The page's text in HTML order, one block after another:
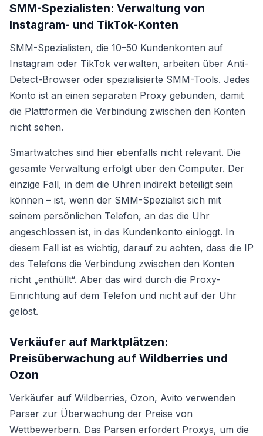
SMM-Spezialisten: Verwaltung von
Instagram- und TikTok-Konten
SMM-Spezialisten, die 10–50 Kundenkonten auf
Instagram oder TikTok verwalten, arbeiten über Anti-
Detect-Browser oder spezialisierte SMM-Tools. Jedes
Konto ist an einen separaten Proxy gebunden, damit
die Plattformen die Verbindung zwischen den Konten
nicht sehen.
Smartwatches sind hier ebenfalls nicht relevant. Die
gesamte Verwaltung erfolgt über den Computer. Der
einzige Fall, in dem die Uhren indirekt beteiligt sein
können – ist, wenn der SMM-Spezialist sich mit
seinem persönlichen Telefon, an das die Uhr
angeschlossen ist, in das Kundenkonto einloggt. In
diesem Fall ist es wichtig, darauf zu achten, dass die IP
des Telefons die Verbindung zwischen den Konten
nicht „enthüllt“. Aber das wird durch die Proxy-
Einrichtung auf dem Telefon und nicht auf der Uhr
gelöst.
Verkäufer auf Marktplätzen:
Preisüberwachung auf Wildberries und
Ozon
Verkäufer auf Wildberries, Ozon, Avito verwenden
Parser zur Überwachung der Preise von
Wettbewerbern. Das Parsen erfordert Proxys, um die